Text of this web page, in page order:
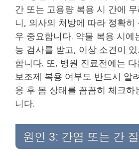
간 또는 고용량 복용 시 간에
니, 의사의 처방에 따라 정확히
우 중요합니다. 약물 복용 시에
능 검사를 받고, 이상 소견이
합니다. 또, 병원 진료전에는
보조제 복용 여부도 반드시 알
용 후 몸 상태를 꼼꼼히 체크하
니다.
원인 3: 간염 또는 간